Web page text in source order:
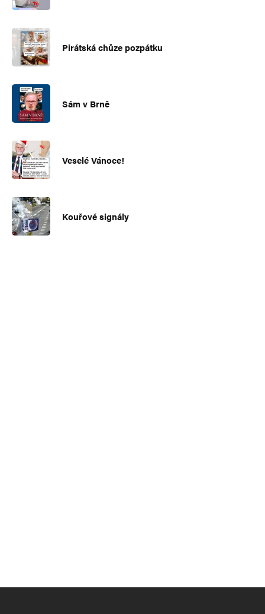
Pirátská chůze pozpátku
Sám v Brně
Veselé Vánoce!
Kouřové signály